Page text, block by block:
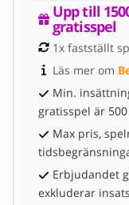
Upp till
gratisspel
1x fastställt
Läs mer om
Min.
gratisspel är
Max pris,
Erbjudandet
exkluderar